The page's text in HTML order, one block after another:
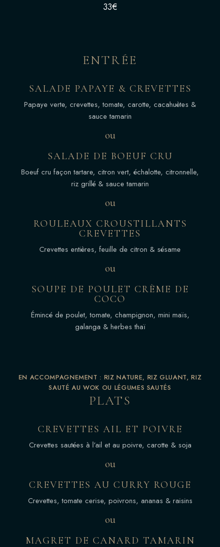
33€
ENTRÉE
SALADE PAPAYE & CREVETTES
Papaye verte, crevettes, tomate, carotte, cacahuètes &
sauce tamarin
ou
SALADE DE BOEUF CRU
Boeuf cru façon tartare, citron vert, échalotte, citronnelle,
riz grillé & sauce tamarin
ou
ROULEAUX CROUSTILLANTS
CREVETTES
Crevettes entières, feuille de citron & sésame
ou
SOUPE DE POULET CRÈME DE
COCO
Émincé de poulet, tomate, champignon, mini maïs,
galanga & herbes thaï
EN ACCOMPAGNEMENT : RIZ NATURE, RIZ GLUANT, RIZ
SAUTÉ AU WOK OU LÉGUMES SAUTÉS
PLATS
CREVETTES AIL ET POIVRE
Crevettes sautées à l’ail et au poivre, carotte & soja
ou
CREVETTES AU CURRY ROUGE
Crevettes, tomate cerise, poivrons, ananas & raisins
ou
MAGRET DE CANARD TAMARIN